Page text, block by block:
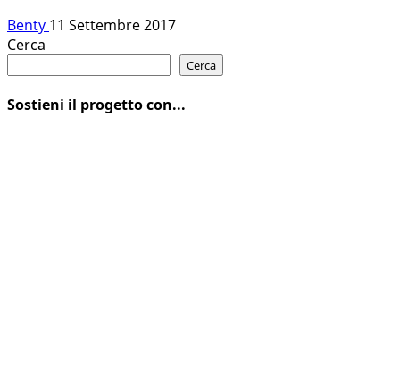
Benty 11 Settembre 2017
Cerca
Cerca
Sostieni il progetto con...